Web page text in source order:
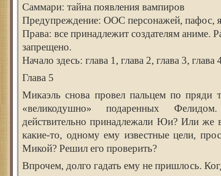
Саммари: тайна появления вампиров
Предупреждение: ООС персонажей, пафос,
Права: все принадлежит создателям аниме.
запрещено.
Начало здесь: глава 1, глава 2, глава 3, глава
Глава 5
Микаэль снова провел пальцем по пряди
«великодушно» подаренных
действительно принадлежали Юи? Или же
какие-то, одному ему известные цели,
Микой? Решил его проверить?
Впрочем, долго гадать ему не пришлось.